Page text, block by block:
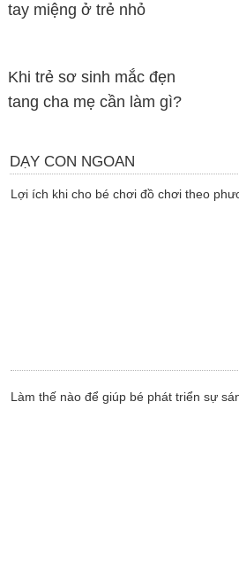
tay miệng ở trẻ nhỏ
Khi trẻ sơ sinh mắc đẹn
tang cha mẹ cần làm gì?
DẠY CON NGOAN
Lợi ích khi cho bé chơi đồ chơi theo
Làm thế nào để giúp bé phát triển sự